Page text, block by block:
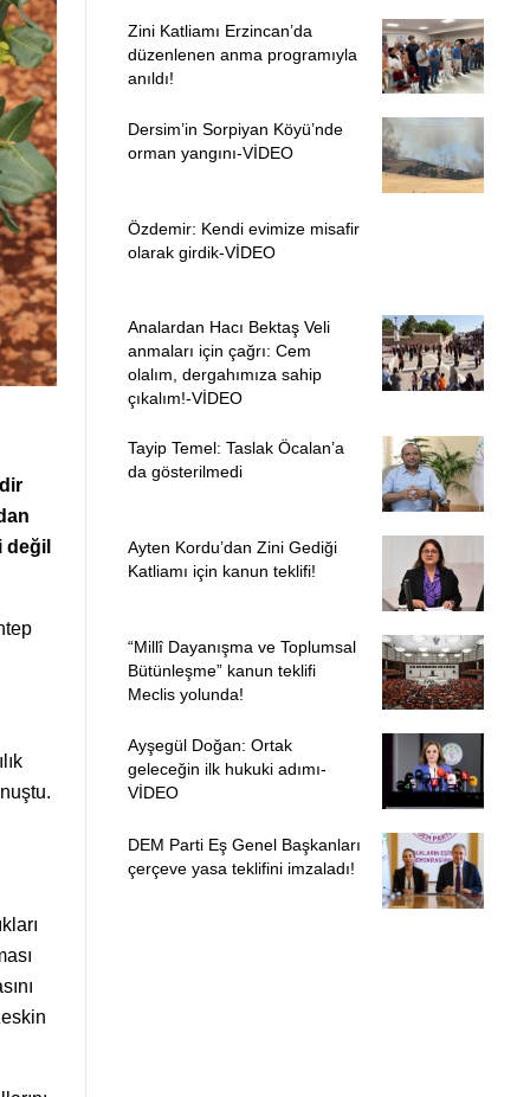
değil
Zini Katliamı Erzincan’da
düzenlenen anma programıyla
anıldı!
Dersim’in Sorpiyan Köyü’nde
orman yangını-VİDEO
Özdemir: Kendi evimize misafir
olarak girdik-VİDEO
Analardan Hacı Bektaş Veli
anmaları için çağrı: Cem
olalım, dergahımıza sahip
çıkalım!-VİDEO
Tayip Temel: Taslak Öcalan’a
da gösterilmedi
Ayten Kordu’dan Zini Gediği
Katliamı için kanun teklifi!
“Millî Dayanışma ve Toplumsal
Bütünleşme” kanun teklifi
Meclis yolunda!
Ayşegül Doğan: Ortak
geleceğin ilk hukuki adımı-
VİDEO
DEM Parti Eş Genel Başkanları
çerçeve yasa teklifini imzaladı!